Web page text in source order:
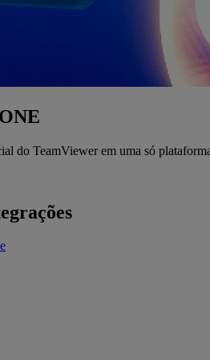
do TeamViewer em uma só